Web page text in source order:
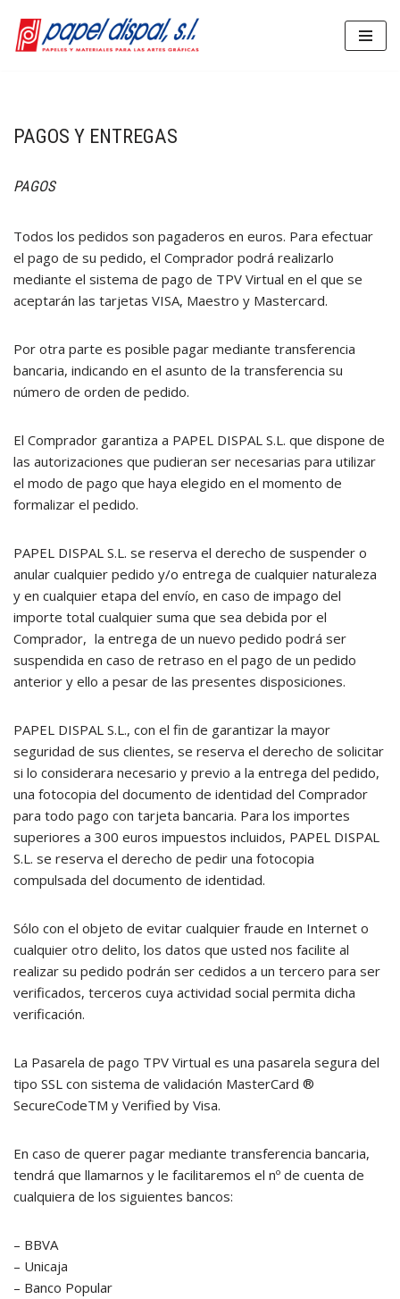
Saltar
PAGOS Y ENTREGAS
PAGOS
Todos los pedidos son pagaderos en euros. Para efectuar
el pago de su pedido, el Comprador podrá realizarlo
mediante el sistema de pago de TPV Virtual en el que se
aceptarán las tarjetas VISA, Maestro y Mastercard.
Por otra parte es posible pagar mediante transferencia
bancaria, indicando en el asunto de la transferencia su
número de orden de pedido.
El Comprador garantiza a PAPEL DISPAL S.L. que dispone de
las autorizaciones que pudieran ser necesarias para utilizar
el modo de pago que haya elegido en el momento de
formalizar el pedido.
PAPEL DISPAL S.L. se reserva el derecho de suspender o
anular cualquier pedido y/o entrega de cualquier naturaleza
y en cualquier etapa del envío, en caso de impago del
importe total cualquier suma que sea debida por el
Comprador, la entrega de un nuevo pedido podrá ser
suspendida en caso de retraso en el pago de un pedido
anterior y ello a pesar de las presentes disposiciones.
PAPEL DISPAL S.L., con el fin de garantizar la mayor
seguridad de sus clientes, se reserva el derecho de solicitar
si lo considerara necesario y previo a la entrega del pedido,
una fotocopia del documento de identidad del Comprador
para todo pago con tarjeta bancaria. Para los importes
superiores a 300 euros impuestos incluidos, PAPEL DISPAL
S.L. se reserva el derecho de pedir una fotocopia
compulsada del documento de identidad.
Sólo con el objeto de evitar cualquier fraude en Internet o
cualquier otro delito, los datos que usted nos facilite al
realizar su pedido podrán ser cedidos a un tercero para ser
verificados, terceros cuya actividad social permita dicha
verificación.
La Pasarela de pago TPV Virtual es una pasarela segura del
tipo SSL con sistema de validación MasterCard ®
SecureCodeTM y Verified by Visa.
En caso de querer pagar mediante transferencia bancaria,
tendrá que llamarnos y le facilitaremos el nº de cuenta de
cualquiera de los siguientes bancos:
– BBVA
– Unicaja
– Banco Popular